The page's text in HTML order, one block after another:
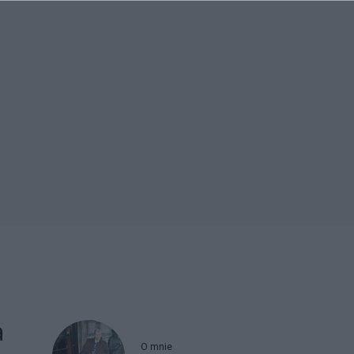
O mnie